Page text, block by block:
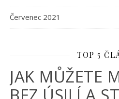
Červenec 2021
TOP 5
JAK MŮŽETE